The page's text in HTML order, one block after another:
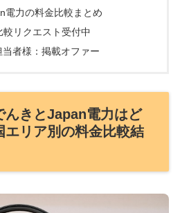
電力の料金比較まとめ
リクエスト受付中
当者様：掲載オファー
んきとJapan電力はど
エリア別の料金比較結